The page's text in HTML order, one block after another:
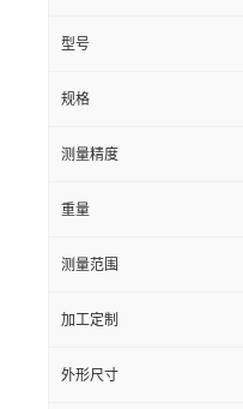
型号
规格
测量精度
重量
测量范围
加工定制
外形尺寸